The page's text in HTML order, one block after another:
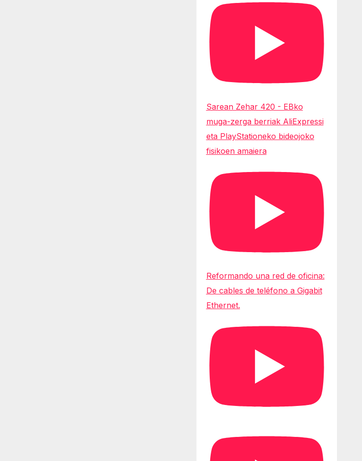
Sarean Zehar 420 - EBko
muga-zerga berriak AliExpressi
eta PlayStationeko bideojoko
fisikoen amaiera
Reformando una red de oficina:
De cables de teléfono a Gigabit
Ethernet.